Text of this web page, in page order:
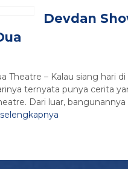
Devdan
Theatre – Kalau siang hari
ternyata punya cerita
Dari luar,
selengkapnya